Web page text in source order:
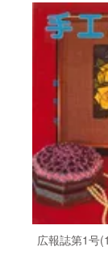
広報誌第1号